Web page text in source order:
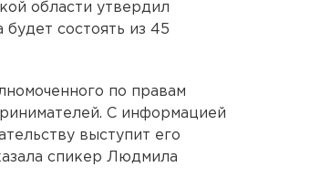
области утвердил
состоять из 45
по правам
С информацией
выступит его
спикер Людмила